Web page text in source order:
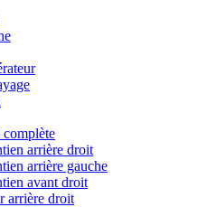
complète
arrière droit
arrière gauche
avant droit
arrière droit